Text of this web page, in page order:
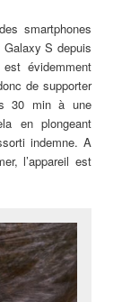
smartphones
S depuis
évidemment
de supporter
30 min à une
en plongeant
indemne. A
l’appareil est